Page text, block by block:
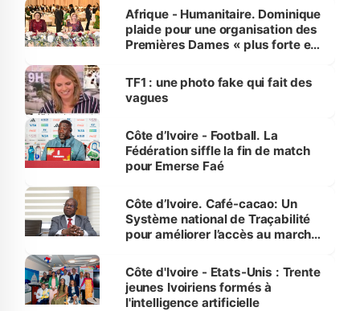
Afrique - Humanitaire. Dominique
plaide pour une organisation des
Premières Dames « plus forte et
sur la scène internationale »
TF1 : une photo fake qui fait des
vagues
Côte d’Ivoire - Football. La
Fédération siffle la fin de match
pour Emerse Faé
Côte d’Ivoire. Café-cacao: Un
Système national de Traçabilité
pour améliorer l’accès au marché
Côte d'Ivoire - Etats-Unis : Trente
jeunes Ivoiriens formés à
l'intelligence artificielle